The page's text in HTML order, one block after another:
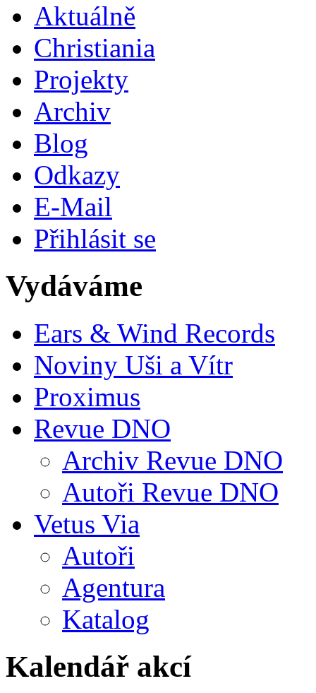
Aktuálně
Christiania
Projekty
Archiv
Blog
Odkazy
E-Mail
Přihlásit se
Vydáváme
Ears & Wind Records
Noviny Uši a Vítr
Proximus
Revue DNO
Archiv Revue DNO
Autoři Revue DNO
Vetus Via
Autoři
Agentura
Katalog
Kalendář akcí